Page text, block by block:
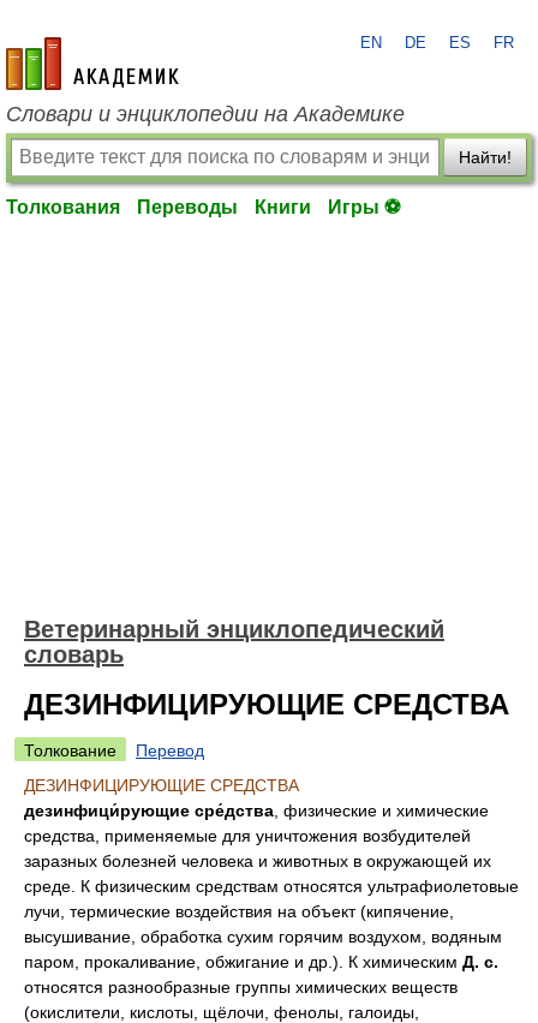
academic.ru
EN DE ES FR
Словари и энциклопедии на Академике
Найти!
Толкования Переводы Книги Игры ⚽
Ветеринарный энциклопедический
словарь
ДЕЗИНФИЦИРУЮЩИЕ СРЕДСТВА
Толкование
Перевод
ДЕЗИНФИЦИРУЮЩИЕ СРЕДСТВА
дезинфици́рующие сре́дства , физические и химические
средства, применяемые для уничтожения возбудителей
заразных болезней человека и животных в окружающей их
среде. К физическим средствам относятся ультрафиолетовые
лучи, термические воздействия на объект (кипячение,
высушивание, обработка сухим горячим воздухом, водяным
паром, прокаливание, обжигание и др.). К химическим Д. с.
относятся разнообразные группы химических веществ
(окислители, кислоты, щёлочи, фенолы, галоиды,